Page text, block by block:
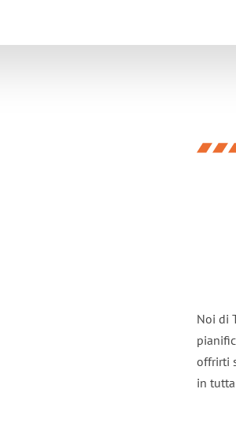
Noi di
offrirti
in